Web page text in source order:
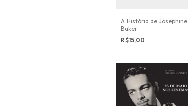
A História de Josephine
Baker
R$15,00